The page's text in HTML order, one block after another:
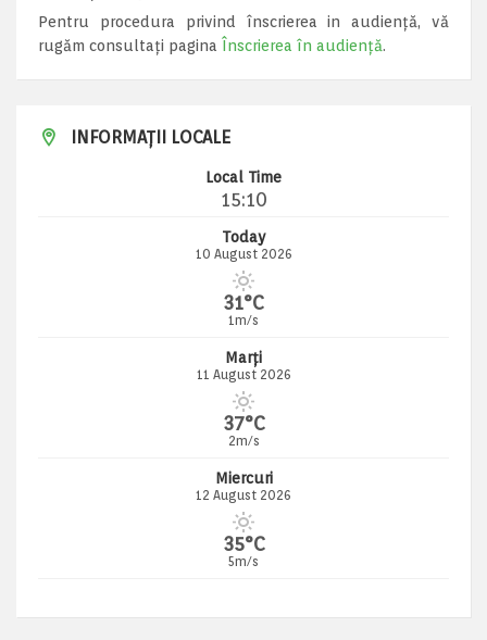
Pentru procedura privind înscrierea in audiență, vă
rugăm consultați pagina Înscrierea în audiență.
INFORMAȚII LOCALE
Local Time
15:10
Today
10 August 2026
31°C
1m/s
Marți
11 August 2026
37°C
2m/s
Miercuri
12 August 2026
35°C
5m/s